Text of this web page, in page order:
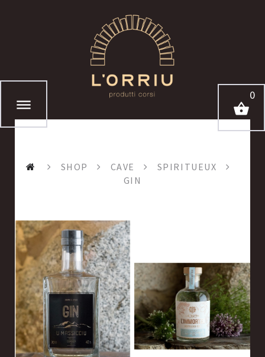
0
SHOP CAVE
SPIRITUEUX
GIN